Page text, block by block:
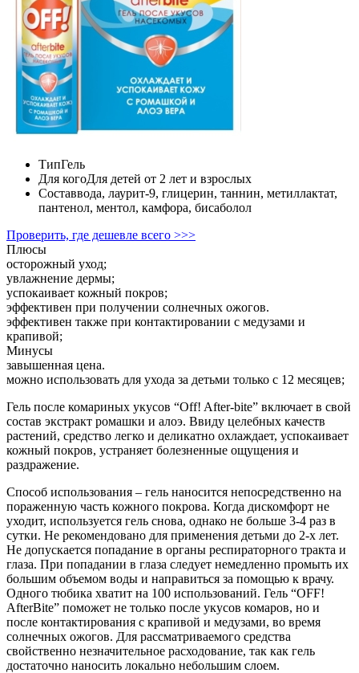
ТипГель
Для когоДля детей от 2 лет и взрослых
Составвода, лаурит-9, глицерин, таннин, метиллактат,
пантенол, ментол, камфора, бисаболол
Проверить, где дешевле всего >>>
Плюсы
осторожный уход;
увлажнение дермы;
успокаивает кожный покров;
эффективен при получении солнечных ожогов.
эффективен также при контактировании с медузами и
крапивой;
Минусы
завышенная цена.
можно использовать для ухода за детьми только с 12 месяцев;
Гель после комариных укусов “Off! After-bite” включает в свой
состав экстракт ромашки и алоэ. Ввиду целебных качеств
растений, средство легко и деликатно охлаждает, успокаивает
кожный покров, устраняет болезненные ощущения и
раздражение.
Способ использования – гель наносится непосредственно на
пораженную часть кожного покрова. Когда дискомфорт не
уходит, используется гель снова, однако не больше 3-4 раз в
сутки. Не рекомендовано для применения детьми до 2-х лет.
Не допускается попадание в органы респираторного тракта и
глаза. При попадании в глаза следует немедленно промыть их
большим объемом воды и направиться за помощью к врачу.
Одного тюбика хватит на 100 использований. Гель “OFF!
AfterBite” поможет не только после укусов комаров, но и
после контактирования с крапивой и медузами, во время
солнечных ожогов. Для рассматриваемого средства
свойственно незначительное расходование, так как гель
достаточно наносить локально небольшим слоем.